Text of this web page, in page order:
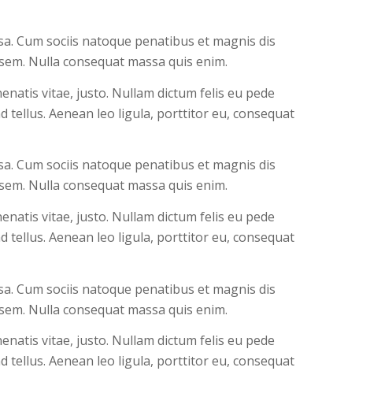
Cum sociis natoque penatibus et magnis dis
Nulla consequat massa quis enim.
vitae, justo. Nullam dictum felis eu pede
tellus. Aenean leo ligula, porttitor eu, consequat
Cum sociis natoque penatibus et magnis dis
Nulla consequat massa quis enim.
vitae, justo. Nullam dictum felis eu pede
tellus. Aenean leo ligula, porttitor eu, consequat
Cum sociis natoque penatibus et magnis dis
Nulla consequat massa quis enim.
vitae, justo. Nullam dictum felis eu pede
tellus. Aenean leo ligula, porttitor eu, consequat